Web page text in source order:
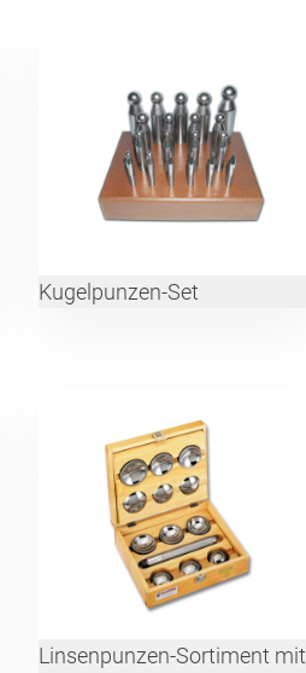
Kugelpunzen-Set
Linsenpunzen-Sortiment mit